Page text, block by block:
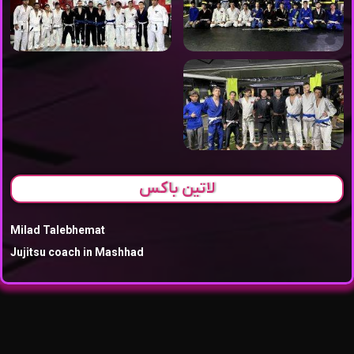
لاتین باکس
Milad Talebhemat
Jujitsu coach in Mashhad